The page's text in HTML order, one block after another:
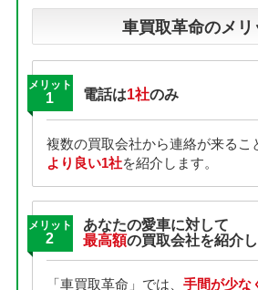
車買取革命のメリ
メリット
1 電話は1社のみ
複数の買取会社から連絡が来るこ
より良い1社を紹介します。
メリット
2
あなたの愛車に対して
最高額の買取会社を紹介
「車買取革命」では、 手間が少な